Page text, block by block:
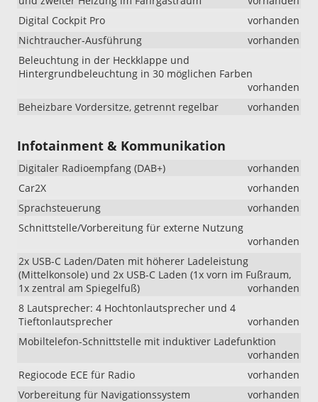
Digital Cockpit Pro
vorhanden
Nichtraucher-Ausführung
vorhanden
Beleuchtung in der Heckklappe und
Hintergrundbeleuchtung in 30 möglichen Farben
vorhanden
Beheizbare Vordersitze, getrennt regelbar
vorhanden
Infotainment & Kommunikation
Digitaler Radioempfang (DAB+)
vorhanden
Car2X
vorhanden
Sprachsteuerung
vorhanden
Schnittstelle/Vorbereitung für externe Nutzung
vorhanden
2x USB-C Laden/Daten mit höherer Ladeleistung
(Mittelkonsole) und 2x USB-C Laden (1x vorn im Fußraum,
1x zentral am Spiegelfuß)
vorhanden
8 Lautsprecher: 4 Hochtonlautsprecher und 4
Tieftonlautsprecher
vorhanden
Mobiltelefon-Schnittstelle mit induktiver Ladefunktion
vorhanden
Regiocode ECE für Radio
vorhanden
Vorbereitung für Navigationssystem
vorhanden